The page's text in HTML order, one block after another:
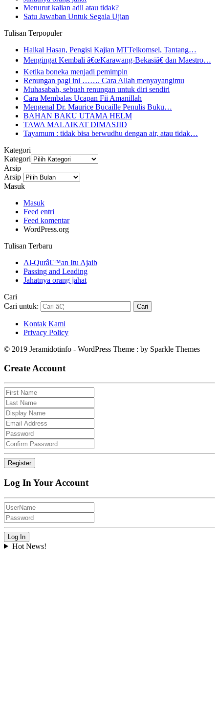
Menurut kalian adil atau tidak?
Satu Jawaban Untuk Segala Ujian
Tulisan Terpopuler
Haikal Hasan, Pengisi Kajian MTTelkomsel, Tantang…
Mengingat Kembali â€œKarawang-Bekasiâ€ dan Maestro…
Ketika boneka menjadi pemimpin
Renungan pagi ini ……. Cara Allah menyayangimu
Muhasabah, sebuah renungan untuk diri sendiri
Cara Membalas Ucapan Fii Amanillah
Mengenal Dr. Maurice Bucaille Penulis Buku…
BAHAN BAKU UTAMA HELM
TAWA MALAIKAT DIMASJID
Tayamum : tidak bisa berwudhu dengan air, atau tidak…
Kategori
Kategori
Arsip
Arsip
Masuk
Masuk
Feed entri
Feed komentar
WordPress.org
Tulisan Terbaru
Al-Qurâ€™an Itu Ajaib
Passing and Leading
Jahatnya orang jahat
Cari
Cari untuk:
Kontak Kami
Privacy Policy
© 2019 Jeramidotinfo - WordPress Theme : by Sparkle Themes
Create Account
Log In Your Account
Hot News!